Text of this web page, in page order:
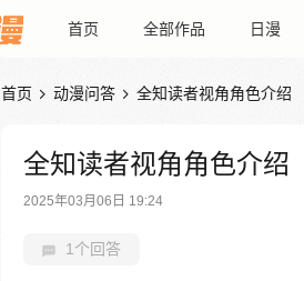
首页 全部作品 日漫
首页  动漫问答  全知读者视角角色介绍
全知读者视角角色介绍
2025年03月06日 19:24
1个回答